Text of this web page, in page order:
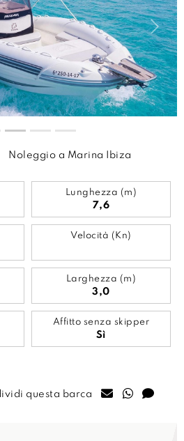
Next
Noleggio a Marina Ibiza
Lunghezza (m)
7,6
Velocità (Kn)
Larghezza (m)
3,0
Affitto senza skipper
Sì
questa barca